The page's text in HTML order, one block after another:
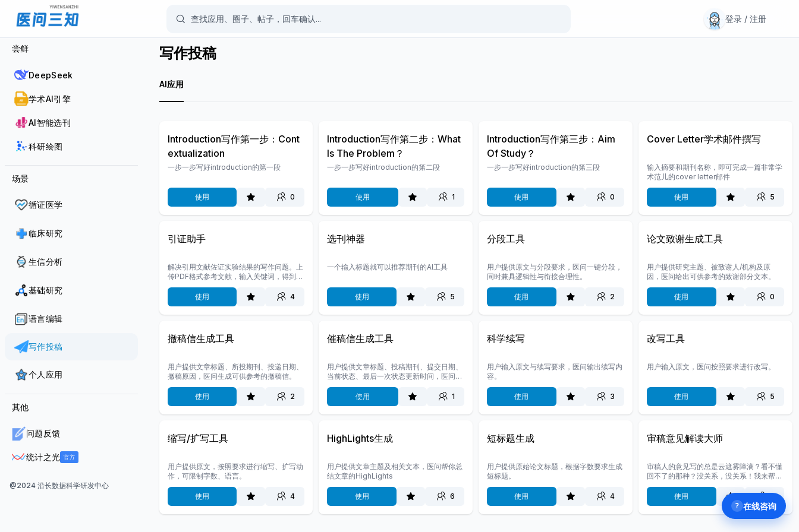
? 在线咨询
登录 / 注册
尝鲜
DeepSeek
学术AI引擎
AI智能选刊
科研绘图
场景
循证医学
临床研究
生信分析
基础研究
语言编辑
写作投稿
个人应用
其他
问题反馈
统计之光 官方
@2024 沿长数据科学研发中心
写作投稿
AI应用
Introduction写作第一步：Cont
Extualization
一步一步写好introduction的第一段
使用 0
Introduction写作第二步：What
Is The Problem？
一步一步写好introduction的第二段
使用 1
Introduction写作第三步：Aim
Of Study？
一步一步写好introduction的第三段
使用 0
Cover Letter学术邮件撰写
输入摘要和期刊名称，即可完成一篇非常学
术范儿的cover letter邮件
使用 5
引证助手
解决引用文献佐证实验结果的写作问题。上
传PDF格式参考文献，输入关键词，得到引
证写作参考语句。
使用
4
选刊神器
一个输入标题就可以推荐期刊的AI工具
使用 5
分段工具
用户提供原文与分段要求，医问一键分段，
同时兼具逻辑性与衔接合理性。
使用 2
论文致谢生成工具
用户提供研究主题、被致谢人/机构及原
因，医问给出可供参考的致谢部分文本。
使用 0
撤稿信生成工具
用户提供文章标题、所投期刊、投递日期、
撤稿原因，医问生成可供参考的撤稿信。
使用 2
催稿信生成工具
用户提供文章标题、投稿期刊、提交日期、
当前状态、最后一次状态更新时间，医问协
助撰写撤稿信。（可选语气）
使用
1
科学续写
用户输入原文与续写要求，医问输出续写内
容。
使用 3
改写工具
用户输入原文，医问按照要求进行改写。
使用 5
缩写/扩写工具
用户提供原文，按照要求进行缩写、扩写动
作，可限制字数、语言。
使用 4
HighLights生成
用户提供文章主题及相关文本，医问帮你总
结文章的HighLights
使用 6
短标题生成
用户提供原始论文标题，根据字数要求生成
短标题。
使用 4
审稿意见解读大师
审稿人的意见写的总是云遮雾障滴？看不懂
回不了的那种？没关系，没关系！我来帮你
解读审稿人到底在问个啥，不愁看不懂。
使用
2